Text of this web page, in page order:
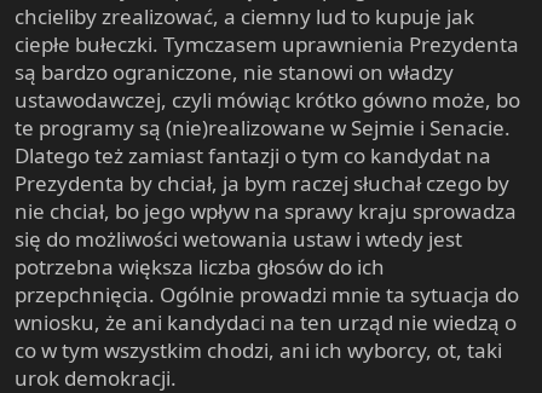
chcieliby zrealizować, a ciemny lud to kupuje jak
ciepłe bułeczki. Tymczasem uprawnienia Prezydenta
są bardzo ograniczone, nie stanowi on władzy
ustawodawczej, czyli mówiąc krótko gówno może, bo
te programy są (nie)realizowane w Sejmie i Senacie.
Dlatego też zamiast fantazji o tym co kandydat na
Prezydenta by chciał, ja bym raczej słuchał czego by
nie chciał, bo jego wpływ na sprawy kraju sprowadza
się do możliwości wetowania ustaw i wtedy jest
potrzebna większa liczba głosów do ich
przepchnięcia. Ogólnie prowadzi mnie ta sytuacja do
wniosku, że ani kandydaci na ten urząd nie wiedzą o
co w tym wszystkim chodzi, ani ich wyborcy, ot, taki
urok demokracji.